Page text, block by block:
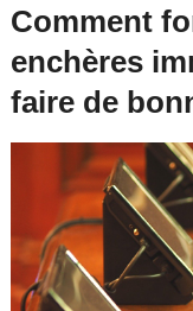
Comment
enchères
faire de